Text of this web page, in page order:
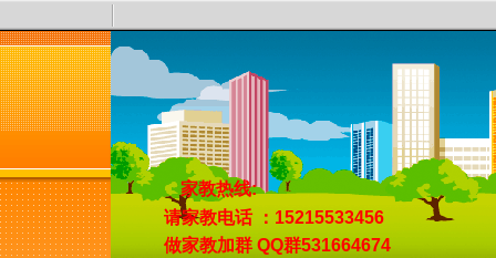
家教热线:
请家教电话 ：15215533456
做家教加群 QQ群531664674